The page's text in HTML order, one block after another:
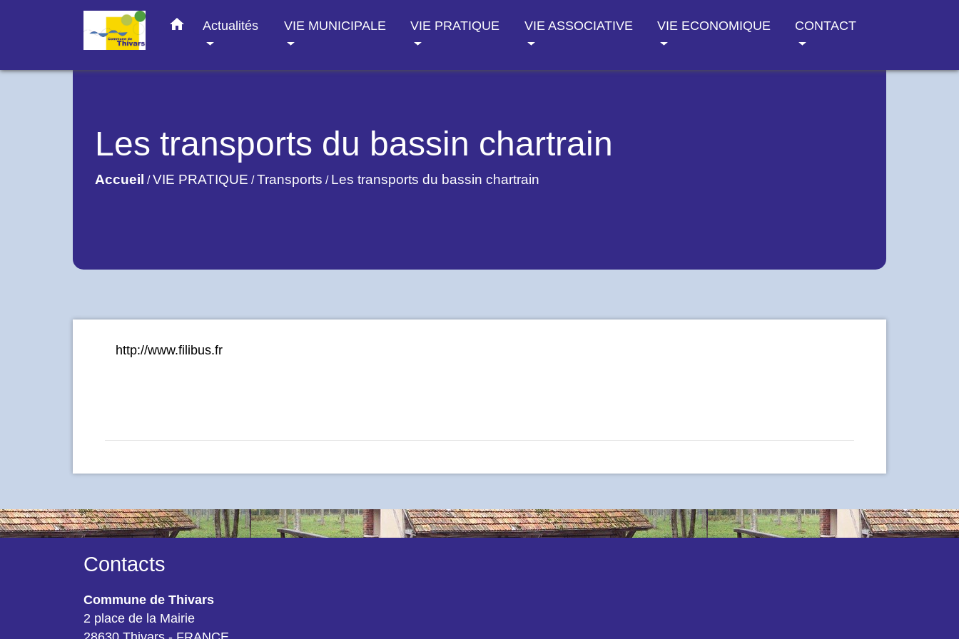
home Actualités VIE MUNICIPALE VIE PRATIQUE VIE ASSOCIATIVE VIE ECONOMIQUE CONTACT
Les transports du bassin chartrain
Accueil /VIE PRATIQUE /Transports / Les transports du bassin chartrain
http://www.filibus.fr
Contacts
Commune de Thivars
2 place de la Mairie